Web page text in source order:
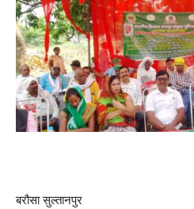
बरौसा सुल्तानपुर